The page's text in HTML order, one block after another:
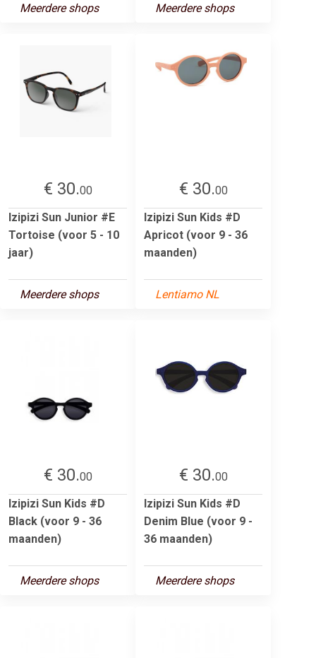
Meerdere shops Meerdere shops
€ 30.00
Izipizi Sun Junior #E
Tortoise (voor 5 - 10
jaar)
Meerdere shops
€ 30.00
Izipizi Sun Kids #D
Apricot (voor 9 - 36
maanden)
Lentiamo NL
€ 30.00
Izipizi Sun Kids #D
Black (voor 9 - 36
maanden)
Meerdere shops
€ 30.00
Izipizi Sun Kids #D
Denim Blue (voor 9 -
36 maanden)
Meerdere shops